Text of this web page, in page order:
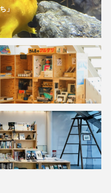
固有亜種 固有種
城崎マリンワールド
来種 外来魚
奈良県
宮古島 寄生
司 小樽
市場
館 干支 干潟
」